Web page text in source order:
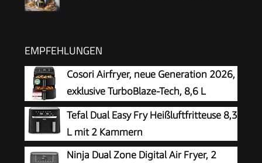
EMPFEHLUNGEN
Cosori Airfryer, neue Generation 2026,
exklusive TurboBlaze-Tech, 8,6 L
Tefal Dual Easy Fry Heißluftfritteuse 8,3
L mit 2 Kammern
Ninja Dual Zone Digital Air Fryer, 2